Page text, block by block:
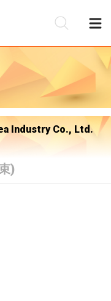
Industry Co., Ltd.
)